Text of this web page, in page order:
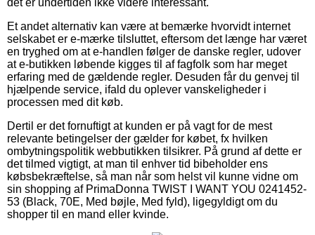
Et andet alternativ kan være at bemærke hvorvidt internet
selskabet er e-mærke tilsluttet, eftersom det længe har været
en tryghed om at e-handlen følger de danske regler, udover
at e-butikken løbende kigges til af fagfolk som har meget
erfaring med de gældende regler. Desuden får du genvej til
hjælpende service, ifald du oplever vanskeligheder i
processen med dit køb.
Dertil er det fornuftigt at kunden er på vagt for de mest
relevante betingelser der gælder for købet, fx hvilken
ombytningspolitik webbutikken tilsikrer. På grund af dette er
det tilmed vigtigt, at man til enhver tid bibeholder ens
købsbekræftelse, så man når som helst vil kunne vidne om
sin shopping af PrimaDonna TWIST I WANT YOU 0241452-
53 (Black, 70E, Med bøjle, Med fyld), ligegyldigt om du
shopper til en mand eller kvinde.